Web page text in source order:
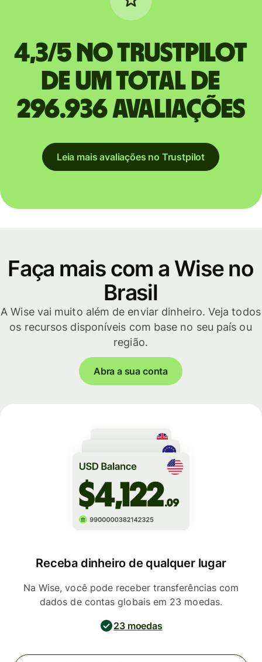
4,3/5 no Trustpilot
de um total de
296.936 avaliações
Leia mais avaliações no Trustpilot
Faça mais com a Wise no
Brasil
A Wise vai muito além de enviar dinheiro. Veja todos
os recursos disponíveis com base no seu país ou
região.
Abra a sua conta
Receba dinheiro de qualquer lugar
Na Wise, você pode receber transferências com
dados de contas globais em 23 moedas.
23 moedas